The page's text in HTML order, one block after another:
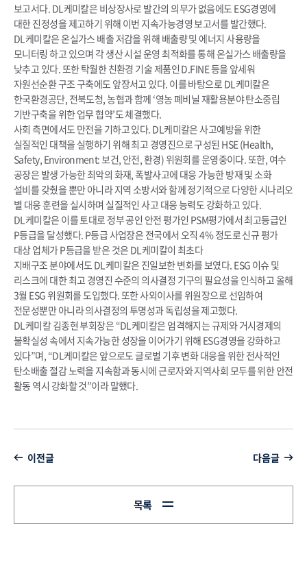
보고서다. DL케미칼은 비상장사로 발간의 의무가 없음에도 ESG경영에
대한 진정성을 제고하기 위해 이번 지속가능경영 보고서를 발간했다.
DL케미칼은 온실가스 배출 저감을 위해 배출량 및 에너지 사용량을
모니터링 하고 있으며 각 생산 시설 운영 최적화를 통해 온실가스 배출량을
낮추고 있다. 또한 탁월한 친환경 기술 제품인 D.FINE 등을 앞세워
자원선순환 구조 구축에도 앞장서고 있다. 이를 바탕으로 DL케미칼은
한국환경공단, 전북도청, 농협과 함께 ‘영농 폐비닐 재활용분야 탄소중립
기반구축을 위한 업무 협약’도 체결했다.
사회 측면에서도 만전을 기하고 있다. DL케미칼은 사고예방을 위한
실질적인 대책을 실행하기 위해 최고 경영진으로 구성된 HSE (Health,
Safety, Environment: 보건, 안전, 환경) 위원회를 운영중이다. 또한, 여수
공장은 발생 가능한 최악의 화재, 폭발사고에 대응 가능한 방재 및 소화
설비를 갖췄을 뿐만 아니라 지역 소방서와 함께 정기적으로 다양한 시나리오
별 대응 훈련을 실시하며 실질적인 사고 대응 능력도 강화하고 있다.
DL케미칼은 이를 토대로 정부 공인 안전 평가인 PSM평가에서 최고등급인
P등급을 달성했다. P등급 사업장은 전국에서 오직 4% 정도로 신규 평가
대상 업체가 P등급을 받은 것은 DL케미칼이 최초다
지배구조 분야에서도 DL케미칼은 진일보한 변화를 보였다. ESG 이슈 및
리스크에 대한 최고 경영진 수준의 의사결정 기구의 필요성을 인식하고 올해
3월 ESG 위원회를 도입했다. 또한 사외이사를 위원장으로 선임하여
전문성뿐만 아니라 의사결정의 투명성과 독립성을 제고했다.
DL케미칼 김종현 부회장은 “DL케미칼은 엄격해지는 규제와 거시경제의
불확실성 속에서 지속가능한 성장을 이어가기 위해 ESG경영을 강화하고
있다”며, “DL케미칼은 앞으로도 글로벌 기후 변화 대응을 위한 전사적인
탄소배출 절감 노력을 지속함과 동시에 근로자와 지역사회 모두를 위한 안전
활동 역시 강화할 것”이라 말했다.
이전글 다음글
목록